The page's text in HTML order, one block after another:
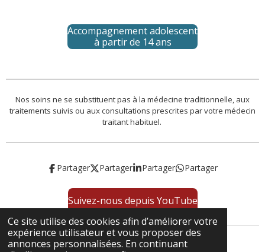
Ce site utilise des cookies afin d’améliorer votre
expérience utilisateur et vous proposer des
annonces personnalisées. En continuant
Accompagnement adolescent
à partir de 14 ans
Nos soins ne se substituent pas à la médecine traditionnelle, aux
traitements suivis ou aux consultations prescrites par votre médecin
traitant habituel.
Partager Partager Partager Partager
Suivez-nous depuis YouTube
©2026 Nymphaea et Stemmadenia